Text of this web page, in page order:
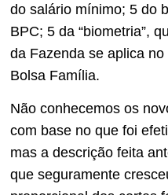
do salário mínimo; 5 do
BPC; 5 da “biometria”,
da Fazenda se aplica
Bolsa Família.
Não conhecemos os
com base no que foi
mas a descrição feita
que seguramente